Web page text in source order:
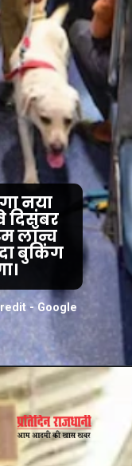
- Google
नया
दिसंबर
लॉन्च
बुकिंग